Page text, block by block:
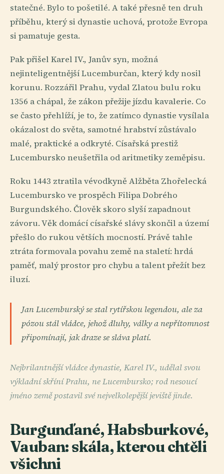
statečné. Bylo to pošetilé. A také přesně ten druh
příběhu, který si dynastie uchová, protože Evropa
si pamatuje gesta.
Pak přišel Karel IV., Janův syn, možná
nejinteligentnější Lucemburčan, který kdy nosil
korunu. Rozzářil Prahu, vydal Zlatou bulu roku
1356 a chápal, že zákon přežije jízdu kavalerie. Co
se často přehlíží, je to, že zatímco dynastie vysílala
okázalost do světa, samotné hrabství zůstávalo
malé, praktické a odkryté. Císařská prestiž
Lucembursko neušetřila od aritmetiky zeměpisu.
Roku 1443 ztratila vévodkyně Alžběta Zhořelecká
Lucembursko ve prospěch Filipa Dobrého
Burgundského. Člověk skoro slyší zapadnout
závoru. Věk domácí císařské slávy skončil a území
přešlo do rukou větších mocností. Právě tahle
ztráta formovala povahu země na staletí: hrdá
paměť, malý prostor pro chybu a talent přežít bez
iluzí.
Jan Lucemburský se stal rytířskou legendou, ale za
pózou stál vládce, jehož dluhy, války a nepřítomnost
připomínají, jak draze se sláva platí.
Nejbrilantnější vládce dynastie, Karel IV., udělal svou
výkladní skříní Prahu, ne Lucembursko; rod nesoucí
jméno země postavil své nejvelkolepější jeviště jinde.
Burgunďané, Habsburkové,
Vauban: skála, kterou chtěli
všichni